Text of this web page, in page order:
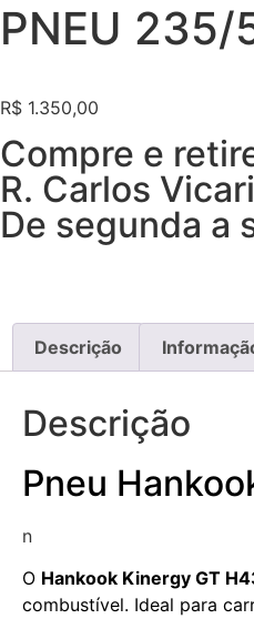
PNEU 235/
R$ 1.350,00
Compre e
R. Carlos
De segunda a
Descrição
Descrição
Pneu
n
O Hankook Kinergy GT
combustível. Ideal para